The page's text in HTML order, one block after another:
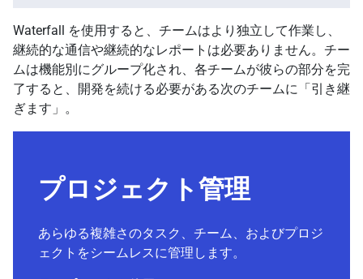
Waterfall を使用すると、チームはより独立して作業し、
継続的な通信や継続的なレポートは必要ありません。チー
ムは機能別にグループ化され、各チームが彼らの部分を完
了すると、開発を続ける必要がある次のチームに「引き継
ぎます」。
プロジェクト管理
あらゆる複雑さのタスク、チーム、およびプロジ
ェクトをシームレスに管理します。